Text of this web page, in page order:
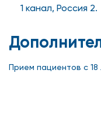
1 канал, Россия 2.
Прием пациентов с 18